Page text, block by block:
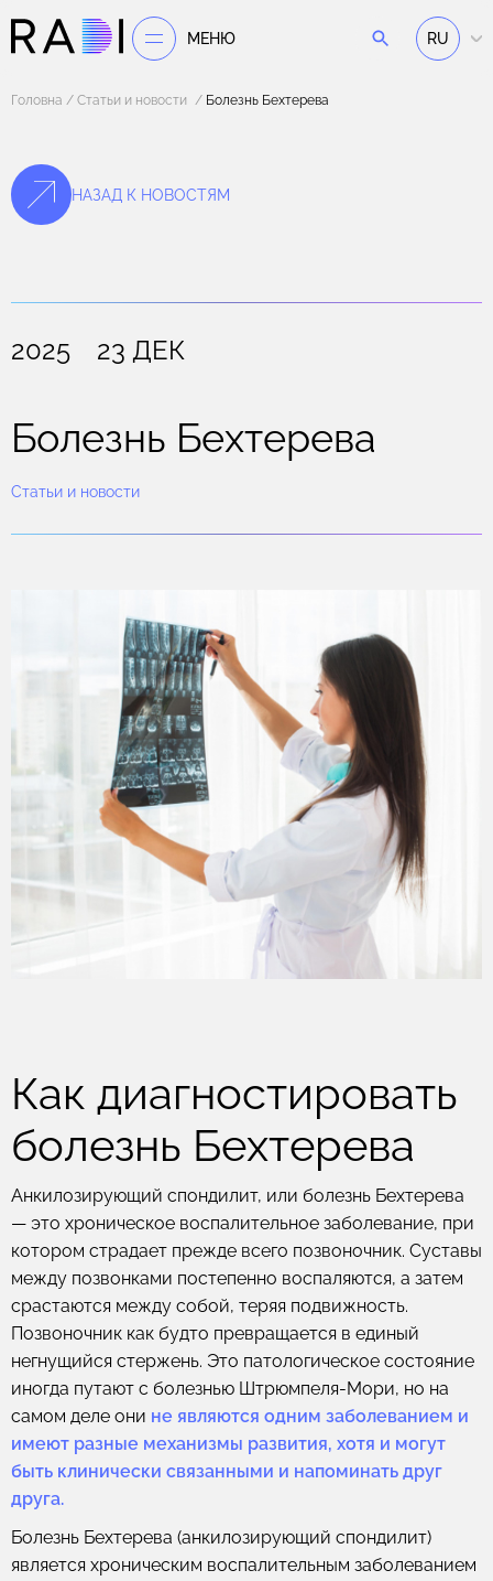
МЕНЮ RU
Головна Статьи и новости Болезнь Бехтерева
НАЗАД К НОВОСТЯМ
2025 23 ДЕК
Болезнь Бехтерева
Статьи и новости
Как диагностировать
болезнь Бехтерева
Анкилозирующий спондилит, или болезнь Бехтерева
— это хроническое воспалительное заболевание, при
котором страдает прежде всего позвоночник. Суставы
между позвонками постепенно воспаляются, а затем
срастаются между собой, теряя подвижность.
Позвоночник как будто превращается в единый
негнущийся стержень. Это патологическое состояние
иногда путают с болезнью Штрюмпеля-Мори, но на
самом деле они не являются одним заболеванием и
имеют разные механизмы развития, хотя и могут
быть клинически связанными и напоминать друг
друга.
Болезнь Бехтерева (анкилозирующий спондилит)
является хроническим воспалительным заболеванием